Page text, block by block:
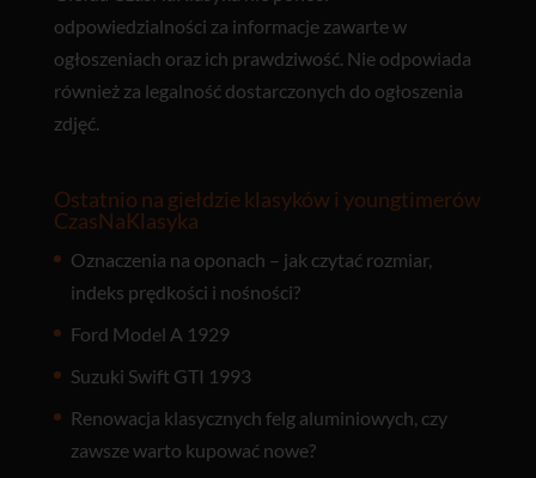
odpowiedzialności za informacje zawarte w
ogłoszeniach oraz ich prawdziwość. Nie odpowiada
również za legalność dostarczonych do ogłoszenia
zdjęć.
Ostatnio na giełdzie klasyków i youngtimerów
CzasNaKlasyka
Oznaczenia na oponach – jak czytać rozmiar,
indeks prędkości i nośności?
Ford Model A 1929
Suzuki Swift GTI 1993
Renowacja klasycznych felg aluminiowych, czy
zawsze warto kupować nowe?